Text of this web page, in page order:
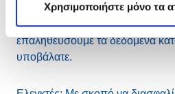
Χρησιμοποιήστε μόνο τα
παρωχημένων δεδομένων
χρησιμοποιούμε τρίτους
επαληθεύσουμε τα δεδομένα
υποβάλατε.